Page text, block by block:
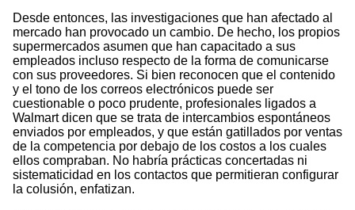
Desde entonces, las investigaciones que han afectado al
mercado han provocado un cambio. De hecho, los propios
supermercados asumen que han capacitado a sus
empleados incluso respecto de la forma de comunicarse
con sus proveedores. Si bien reconocen que el contenido
y el tono de los correos electrónicos puede ser
cuestionable o poco prudente, profesionales ligados a
Walmart dicen que se trata de intercambios espontáneos
enviados por empleados, y que están gatillados por ventas
de la competencia por debajo de los costos a los cuales
ellos compraban. No habría prácticas concertadas ni
sistematicidad en los contactos que permitieran configurar
la colusión, enfatizan.